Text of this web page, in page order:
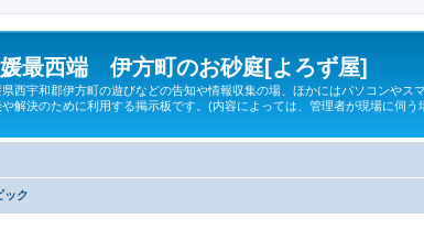
最西端 伊方町のお砂庭[よろず屋]
県西宇和郡伊方町の遊びなどの告知や情報収集の場、ほかにはパソコンやス
や解決のために利用する掲示板です。(内容によっては、管理者が現場に伺う
ック